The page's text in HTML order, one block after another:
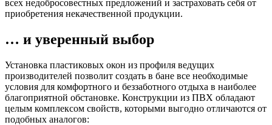
всех недобросовестных предложений и застраховать себя от
приобретения некачественной продукции.
… и уверенный выбор
Установка пластиковых окон из профиля ведущих
производителей позволит создать в бане все необходимые
условия для комфортного и беззаботного отдыха в наиболее
благоприятной обстановке. Конструкции из ПВХ обладают
целым комплексом свойств, которыми выгодно отличаются от
подобных аналогов: